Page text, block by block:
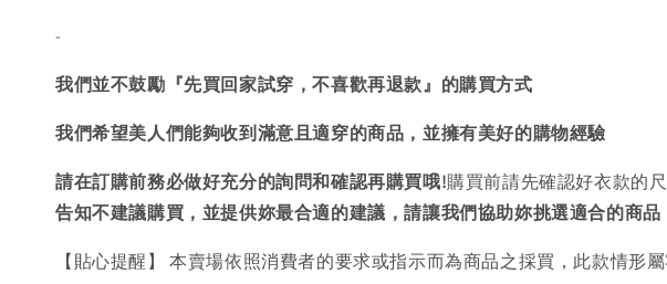
-
我們並不鼓勵『先買回家試穿，不喜歡再退款』的購買方式
我們希望美人們能夠收到滿意且適穿的商品，並擁有美好的購物經驗
請在訂購前務必做好充分的詢問和確認再購買哦!購買前請先確認好衣款的
告知不建議購買， 並提供妳最合適的建議，請讓我們協助妳挑選適合的商品
【貼心提醒】 本賣場依照消費者的要求或指示而為商品之採買，此款情形屬